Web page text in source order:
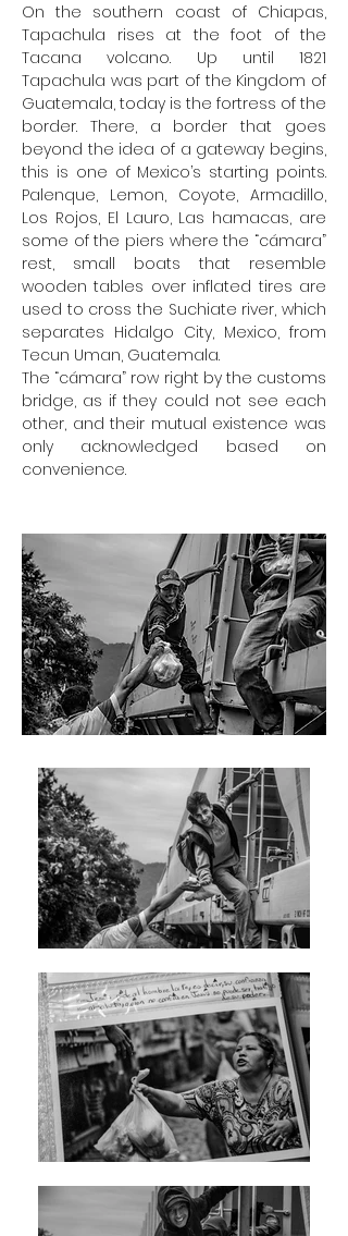
On the southern coast of Chiapas,
Tapachula rises at the foot of the
Tacana volcano. Up until 1821
Tapachula was part of the Kingdom of
Guatemala, today is the fortress of the
border. There, a border that goes
beyond the idea of a gateway begins,
this is one of Mexico’s starting points.
Palenque, Lemon, Coyote, Armadillo,
Los Rojos, El Lauro, Las hamacas, are
some of the piers where the “cámara”
rest, small boats that resemble
wooden tables over inflated tires are
used to cross the Suchiate river, which
separates Hidalgo City, Mexico, from
Tecun Uman, Guatemala.
The “cámara” row right by the customs
bridge, as if they could not see each
other, and their mutual existence was
only acknowledged based on
convenience.